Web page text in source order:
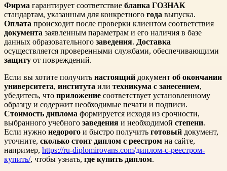
Фирма гарантирует соответствие бланка ГОЗНАК
стандартам, указанным для конкретного года выпуска.
Оплата происходит после проверки клиентом соответствия
документа заявленным параметрам и его наличия в базе
данных образовательного заведения. Доставка
осуществляется проверенными службами, обеспечивающими
защиту от повреждений.
Если вы хотите получить настоящий документ об окончании
университета, института или техникума с занесением,
убедитесь, что приложение соответствует установленному
образцу и содержит необходимые печати и подписи.
Стоимость диплома формируется исходя из срочности,
выбранного учебного заведения и необходимой степени.
Если нужно недорого и быстро получить готовый документ,
уточните, сколько стоит диплом с реестром на сайте,
например, https://ru-diplomirovans.com/диплом-с-реестром-
купить/, чтобы узнать, где купить диплом.